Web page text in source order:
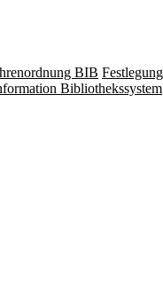
BIB
Bibliothekssystem